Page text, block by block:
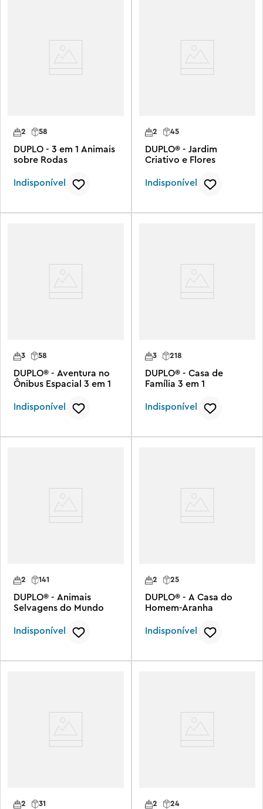
2 58
DUPLO - 3 em 1 Animais
sobre Rodas
Indisponível
2 45
DUPLO® - Jardim
Criativo e Flores
Indisponível
3 58
DUPLO® - Aventura no
Ônibus Espacial 3 em 1
Indisponível
3 218
DUPLO® - Casa de
Família 3 em 1
Indisponível
2 141
DUPLO® - Animais
Selvagens do Mundo
Indisponível
2 25
DUPLO® - A Casa do
Homem-Aranha
Indisponível
2 31 2 24